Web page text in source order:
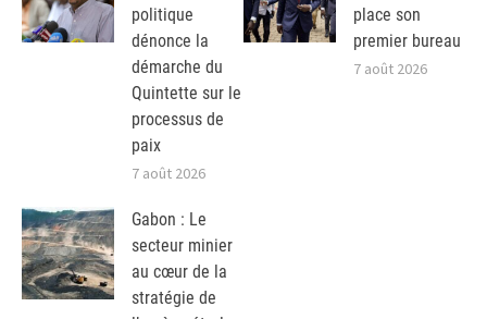
politique
dénonce la
démarche du
Quintette sur le
processus de
paix
7 août 2026
place son
premier bureau
7 août 2026
Gabon : Le
secteur minier
au cœur de la
stratégie de